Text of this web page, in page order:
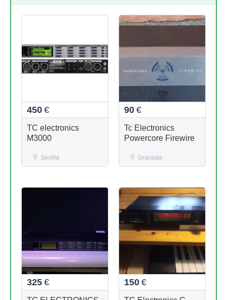
450 €
TC electronics
M3000
Sevilla
90 €
Tc Electronics
Powercore Firewire
Granada
325 € 150 €